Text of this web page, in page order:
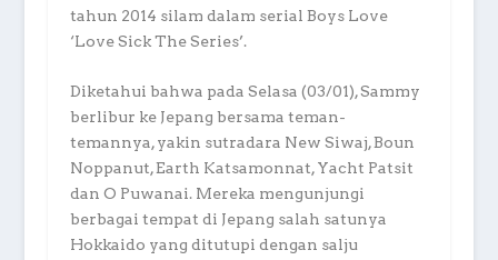
tahun 2014 silam dalam serial Boys Love
‘Love Sick The Series’.
Diketahui bahwa pada Selasa (03/01), Sammy
berlibur ke Jepang bersama teman-
temannya, yakin sutradara New Siwaj, Boun
Noppanut, Earth Katsamonnat, Yacht Patsit
dan O Puwanai. Mereka mengunjungi
berbagai tempat di Jepang salah satunya
Hokkaido yang ditutupi dengan salju